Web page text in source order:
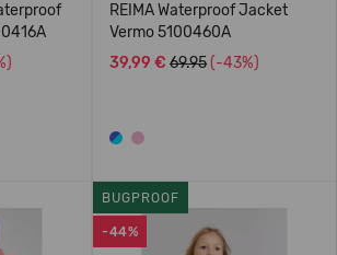
REIMA Waterproof Jacket
Vermo 5100460A
39,99 € 69.95 (-43%)
-44%
BUGPROOF